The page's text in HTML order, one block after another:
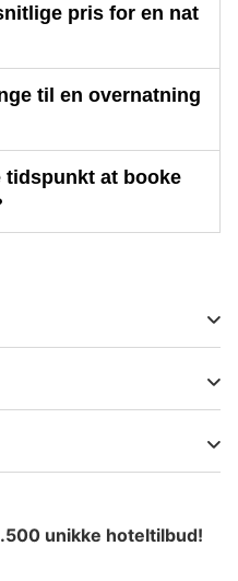
pris for en nat
til en overnatning
tidspunkt at booke
unikke hoteltilbud!